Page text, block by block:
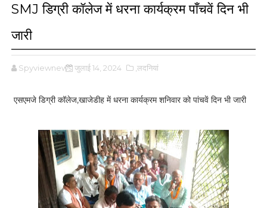
SMJ डिग्री कॉलेज में धरना कार्यक्रम पाँचवें दिन भी
जारी
Spyviewnews जुलाई 14, 2024 ,लदनियां
एसएमजे डिग्री कॉलेज,खाजेडीह में धरना कार्यक्रम शनिवार को पांचवें दिन भी जारी